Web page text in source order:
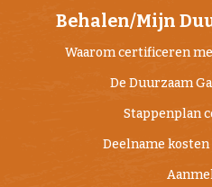
Behalen/Mijn
Waarom certificeren
De Duurzaam
Stappenplan
Deelname